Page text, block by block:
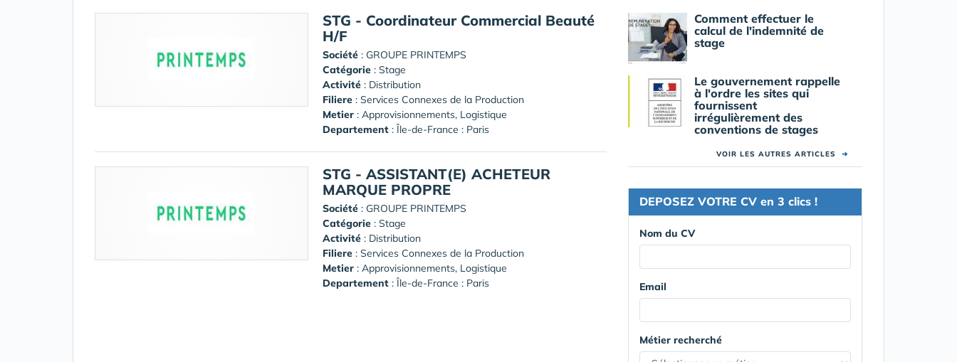
STG - Coordinateur Commercial Beauté
H/F
Société : GROUPE PRINTEMPS
Catégorie : Stage
Activité : Distribution
Filiere : Services Connexes de la Production
Metier : Approvisionnements, Logistique
Departement : Île-de-France : Paris
STG - ASSISTANT(E) ACHETEUR
MARQUE PROPRE
Société : GROUPE PRINTEMPS
Catégorie : Stage
Activité : Distribution
Filiere : Services Connexes de la Production
Metier : Approvisionnements, Logistique
Departement : Île-de-France : Paris
Comment effectuer le
calcul de l'indemnité de
stage
Le gouvernement rappelle
à l'ordre les sites qui
fournissent
irrégulièrement des
conventions de stages
VOIR LES AUTRES ARTICLES ➜
DEPOSEZ VOTRE CV en 3 clics !
Nom du CV
Email
Métier recherché